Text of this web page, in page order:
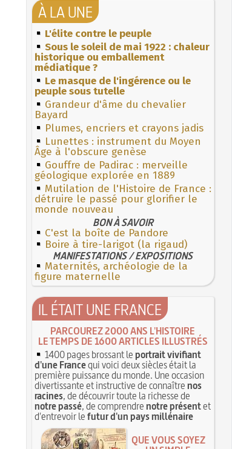
À LA UNE
L'élite contre le peuple
Sous le soleil de mai 1922 : chaleur
historique ou emballement
médiatique ?
Le masque de l'ingérence ou le
peuple sous tutelle
Grandeur d'âme du chevalier
Bayard
Plumes, encriers et crayons jadis
Lunettes : instrument du Moyen
Âge à l'obscure genèse
Gouffre de Padirac : merveille
géologique explorée en 1889
Mutilation de l'Histoire de France :
détruire le passé pour glorifier le
monde nouveau
BON À SAVOIR
C'est la boîte de Pandore
Boire à tire-larigot (la rigaud)
MANIFESTATIONS / EXPOSITIONS
Maternités, archéologie de la
figure maternelle
IL ÉTAIT UNE FRANCE
PARCOUREZ 2000 ANS L'HISTOIRE
LE TEMPS DE 1600 ARTICLES ILLUSTRÉS
1400 pages brossant leportrait vivifiant
d'une Francequi voici deux siècles était la
première puissance du monde. Une occasion
divertissante et instructive de connaîtrenos
racines, de découvrir toute la richesse de
notre passé, de comprendrenotre présentet
d'entrevoir lefutur d'un pays millénaire
QUE VOUS SOYEZ